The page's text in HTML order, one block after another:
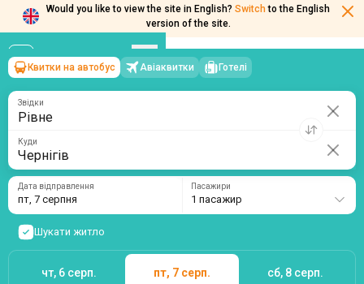
Would you like to view the site in English? Switch to the English
version of the site.
Рівне
Квитки на автобус Авіаквитки Готелі
Куди
Дата відправлення
пт, 7 серпня
Шукати житло